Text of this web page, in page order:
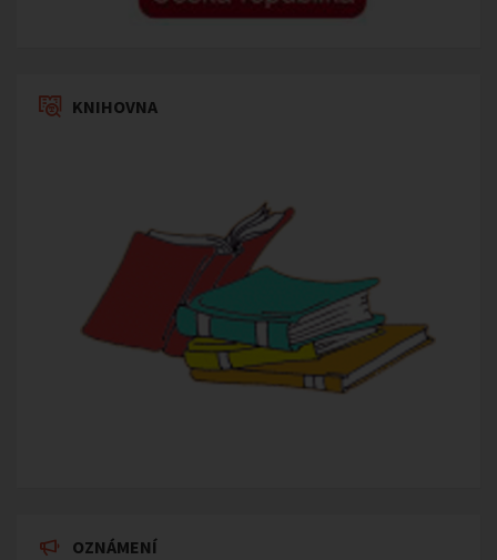
KNIHOVNA
OZNÁMENÍ